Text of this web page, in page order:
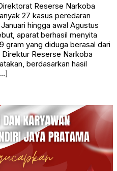
Reserse Narkoba
27 kasus peredaran
hingga awal Agustus
aparat berhasil menyita
gram yang diduga berasal dari
Direktur Reserse Narkoba
berdasarkan hasil